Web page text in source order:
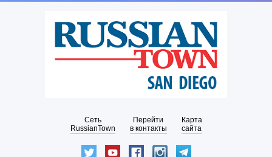
Сеть
RussianTown
Перейти
в контакты
Карта
сайта